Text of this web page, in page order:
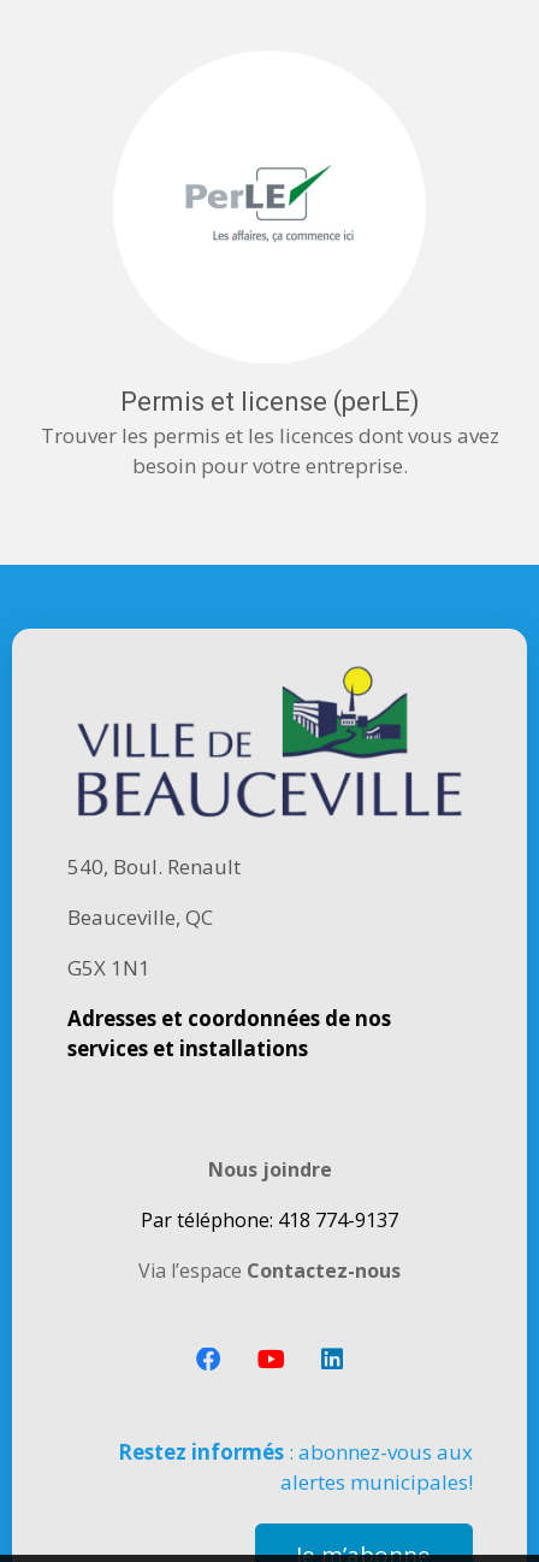
Permis et license (perLE)
Trouver les permis et les licences dont vous avez
besoin pour votre entreprise.
540, Boul. Renault
Beauceville, QC
G5X 1N1
Adresses et coordonnées de nos
services et installations
Nous joindre
Par téléphone: 418 774-9137
Via l’espace Contactez-nous
Restez informés: abonnez-vous aux
alertes municipales!
Je m’abonne